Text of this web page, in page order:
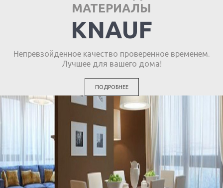
МАТЕРИАЛЫ
KNAUF
Непревзойденное качество проверенное временем.
Лучшее для вашего дома!
ПОДРОБНЕЕ